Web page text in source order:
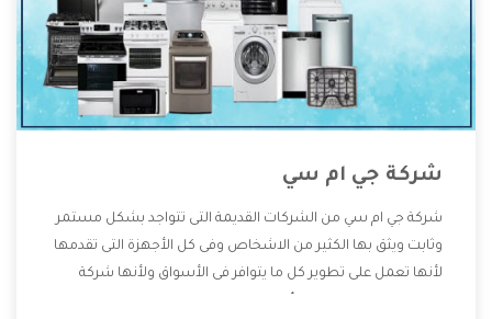
شركة جي ام سي
شركة جي ام سي من الشركات القديمة التى تتواجد بشكل مستمر
وثابت ويثق بها الكثير من الاشخاص وفى كل الأجهزة التى تقدمها
لأنها تعمل على تطوير كل ما يتوافر فى الأسواق ولأنها شركة